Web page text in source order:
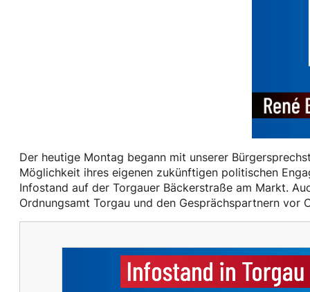
Der heutige Montag begann mit unserer
Möglichkeit ihres eigenen zukünftigen politischen
Infostand auf der Torgauer Bäckerstraße am Markt.
Ordnungsamt Torgau und den Gesprächspartnern vor